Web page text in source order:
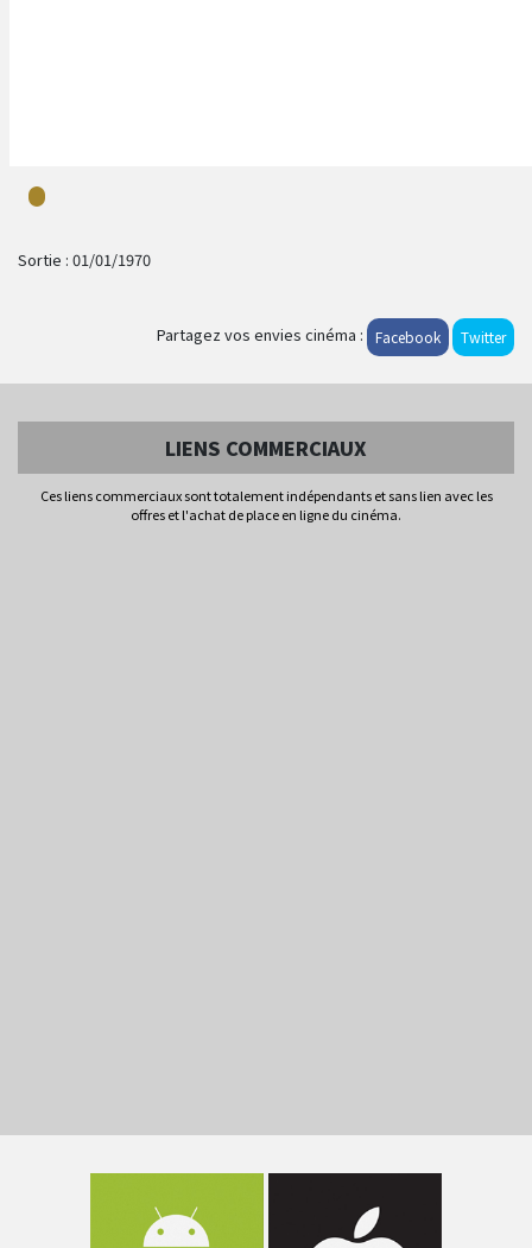
Sortie : 01/01/1970
Partagez vos envies cinéma : Facebook Twitter
LIENS COMMERCIAUX
Ces liens commerciaux sont totalement indépendants et sans lien avec les
offres et l'achat de place en ligne du cinéma.